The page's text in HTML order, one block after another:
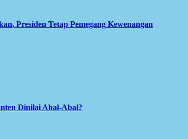
Presiden Tetap Pemegang Kewenangan
Dinilai Abal-Abal?